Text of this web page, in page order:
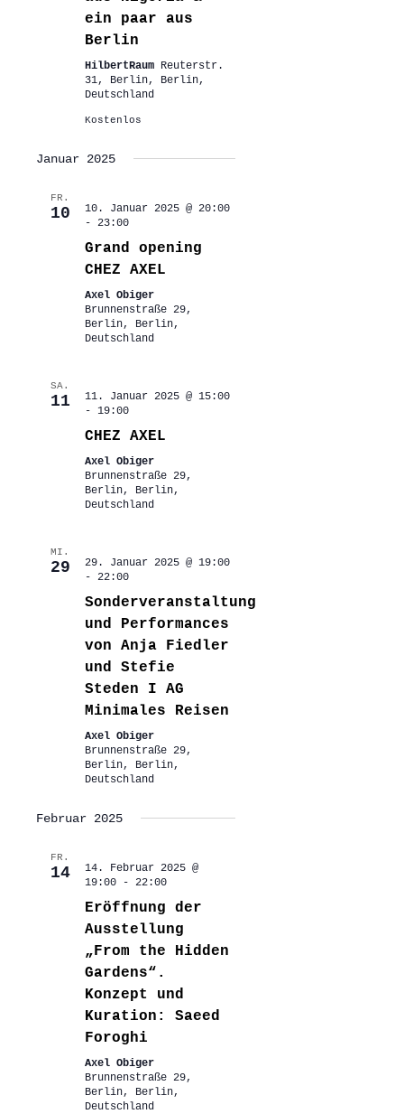
ein paar aus
Berlin
HilbertRaum Reuterstr.
31, Berlin, Berlin,
Deutschland
Kostenlos
Januar 2025
FR.
10
10. Januar 2025 @ 20:00
- 23:00
Grand opening
CHEZ AXEL
Axel Obiger
Brunnenstraße 29,
Berlin, Berlin,
Deutschland
SA.
11
11. Januar 2025 @ 15:00
- 19:00
CHEZ AXEL
Axel Obiger
Brunnenstraße 29,
Berlin, Berlin,
Deutschland
MI.
29
29. Januar 2025 @ 19:00
- 22:00
Sonderveranstaltung
und Performances
von Anja Fiedler
und Stefie
Steden I AG
Minimales Reisen
Axel Obiger
Brunnenstraße 29,
Berlin, Berlin,
Deutschland
Februar 2025
FR.
14
14. Februar 2025 @
19:00- 22:00
Eröffnung der
Ausstellung
„From the Hidden
Gardens“.
Konzept und
Kuration: Saeed
Foroghi
Axel Obiger
Brunnenstraße 29,
Berlin, Berlin,
Deutschland